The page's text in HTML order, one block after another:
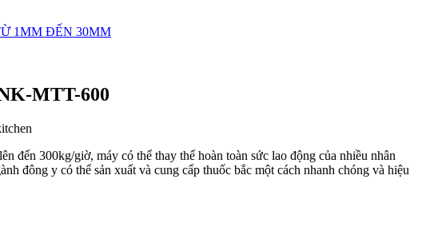
1MM ĐẾN 30MM
MTT-600
300kg/giờ, máy có thể thay thế hoàn toàn sức lao động của nhiều nhân
đông y có thể sản xuất và cung cấp thuốc bắc một cách nhanh chóng và hiệu